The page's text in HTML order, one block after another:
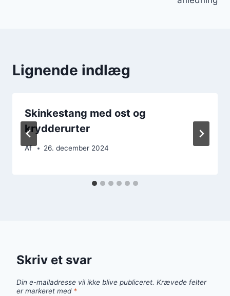
Lignende indlæg
Skinkestang med ost og
krydderurter
Af 26. december 2024
Skriv et svar
Din e-mailadresse vil ikke blive publiceret. Krævede felter
er markeret med *